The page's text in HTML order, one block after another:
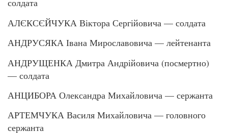
солдата
АЛЄКСЄЙЧУКА Віктора Сергійовича — солдата
АНДРУСЯКА Івана Мирославовича — лейтенанта
АНДРУЩЕНКА Дмитра Андрійовича (посмертно)
— солдата
АНЦИБОРА Олександра Михайловича — сержанта
АРТЕМЧУКА Василя Михайловича — головного
сержанта